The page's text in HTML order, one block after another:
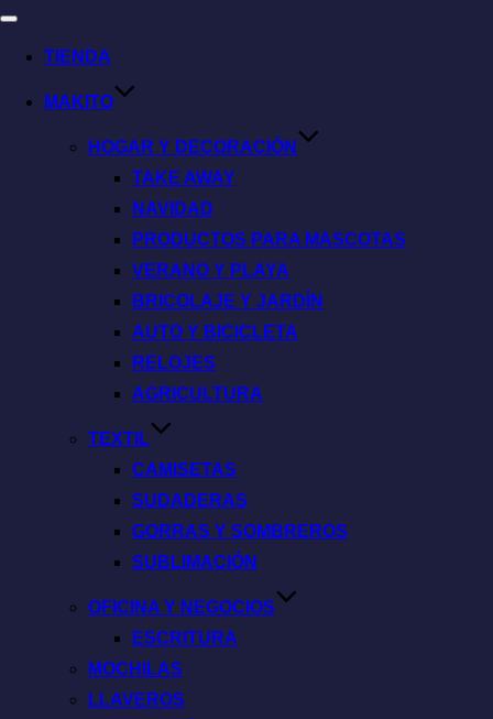
TIENDA
MAKITO
HOGAR Y DECORACIÓN
TAKE AWAY
NAVIDAD
PRODUCTOS PARA MASCOTAS
VERANO Y PLAYA
BRICOLAJE Y JARDÍN
AUTO Y BICICLETA
RELOJES
AGRICULTURA
TEXTIL
CAMISETAS
SUDADERAS
GORRAS Y SOMBREROS
SUBLIMACIÓN
OFICINA Y NEGOCIOS
ESCRITURA
MOCHILAS
LLAVEROS